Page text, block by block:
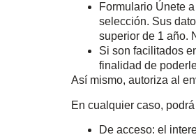
Formulario Únete
selección. Sus
superior de 1 año.
Si son facilitados
finalidad de
Así mismo, autoriza al
En cualquier caso,
De acceso: el